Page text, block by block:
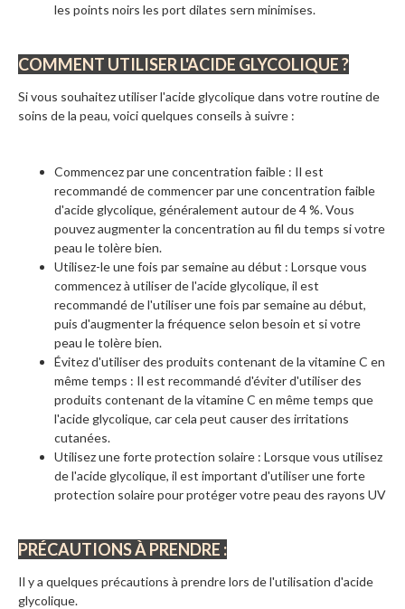
les points noirs les port dilates sern minimises.
COMMENT UTILISER L'ACIDE GLYCOLIQUE ?
Si vous souhaitez utiliser l'acide glycolique dans votre routine de
soins de la peau, voici quelques conseils à suivre :
Commencez par une concentration faible : Il est
recommandé de commencer par une concentration faible
d'acide glycolique, généralement autour de 4 %. Vous
pouvez augmenter la concentration au fil du temps si votre
peau le tolère bien.
Utilisez-le une fois par semaine au début : Lorsque vous
commencez à utiliser de l'acide glycolique, il est
recommandé de l'utiliser une fois par semaine au début,
puis d'augmenter la fréquence selon besoin et si votre
peau le tolère bien.
Évitez d'utiliser des produits contenant de la vitamine C en
même temps : Il est recommandé d'éviter d'utiliser des
produits contenant de la vitamine C en même temps que
l'acide glycolique, car cela peut causer des irritations
cutanées.
Utilisez une forte protection solaire : Lorsque vous utilisez
de l'acide glycolique, il est important d'utiliser une forte
protection solaire pour protéger votre peau des rayons UV
PRÉCAUTIONS À PRENDRE :
Il y a quelques précautions à prendre lors de l'utilisation d'acide
glycolique.